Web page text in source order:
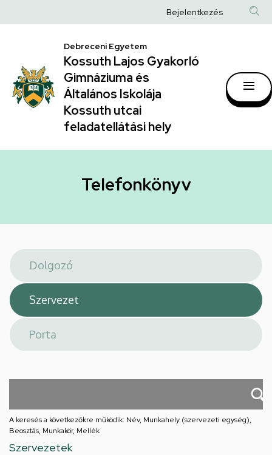
|
Kossuth
Lajos
Gyakorló
Gimnáziuma
Általános
hely
a
Anonim
fiók
Bejelentkezés
Debreceni Egyetem
Kossuth Lajos Gyakorló
Gimnáziuma és
Általános Iskolája
Kossuth utcai
feladatellátási hely
Telefonkönyv
A keresés a következőkre működik: Név, Munkahely (szervezeti egység),
Beosztás, Munkakör, Mellék
Szervezetek